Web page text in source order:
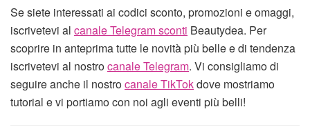
Se siete interessati ai codici sconto, promozioni e omaggi,
iscrivetevi al canale Telegram sconti Beautydea. Per
scoprire in anteprima tutte le novità più belle e di tendenza
iscrivetevi al nostrocanale Telegram. Vi consigliamo di
seguire anche il nostrocanale TikTokdove mostriamo
tutorial e vi portiamo con noi agli eventi più belli!